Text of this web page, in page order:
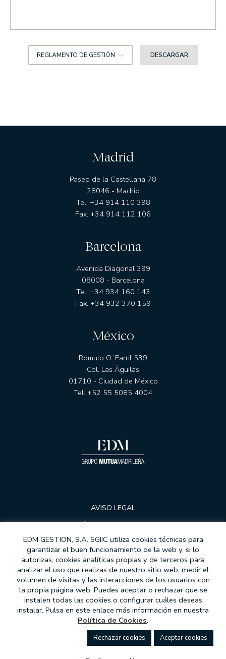
REGLAMENTO DE GESTIÓN DESCARGAR
Madrid
Paseo de la Castellana 78
28046 - Madrid
Tel. +34 914 110 398
Fax. +34 914 112 106
Barcelona
Avenida Diagonal 399
08008 - Barcelona
Tel. +34 934 160 143
Fax. +34 932 370 159
México
Rómulo O´Farril 539
Col. Las Águilas
01710 - Ciudad de México
Tel. +52 55 5085 4004
AVISO LEGAL
COOKIES
PROTECCIÓN DE DATOS
MODELOS DE CONTRATOS
MIFID
ATENCIÓN AL CLIENTE
COMPROMISO ÉTICO
CANAL DE DENUNCIAS
EDM GESTION, S.A. SGIIC utiliza cookies técnicas para
garantizar el buen funcionamiento de la web y, si lo
autorizas, cookies analíticas propias y de terceros para
analizar el uso que realizas de nuestro sitio web, medir el
volumen de visitas y las interacciones de los usuarios con
la propia página web. Puedes aceptar o rechazar que se
instalen todas las cookies o configurar cuáles deseas
instalar. Pulsa en este enlace más información en nuestra
Política de Cookies.
aceptar cookies
rechazar cookies